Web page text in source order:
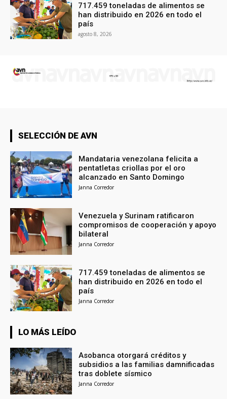
717.459 toneladas de alimentos se
han distribuido en 2026 en todo el
país
agosto 8, 2026
SELECCIÓN DE AVN
Mandataria venezolana felicita a
pentatletas criollas por el oro
alcanzado en Santo Domingo
Janna Corredor
Venezuela y Surinam ratificaron
compromisos de cooperación y apoyo
bilateral
Janna Corredor
717.459 toneladas de alimentos se
han distribuido en 2026 en todo el
país
Janna Corredor
LO MÁS LEÍDO
Asobanca otorgará créditos y
subsidios a las familias damnificadas
tras doblete sísmico
Janna Corredor